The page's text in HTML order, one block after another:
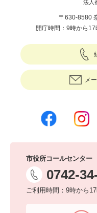
法人
〒630-8580
開庁時間：9時から17
メ
市役所コールセンター
0742-
ご利用時間：9時から